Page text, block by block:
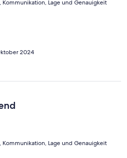
Lage und Genauigkeit
2024
Lage und Genauigkeit